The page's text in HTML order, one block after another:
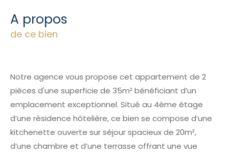
a propos
de ce bien
Notre agence vous propose cet appartement de 2
pièces d'une superficie de 35m² bénéficiant d’un
emplacement exceptionnel. Situé au 4ème étage
d’une résidence hôtelière, ce bien se compose d’une
kitchenette ouverte sur séjour spacieux de 20m²,
d’une chambre et d’une terrasse offrant une vue